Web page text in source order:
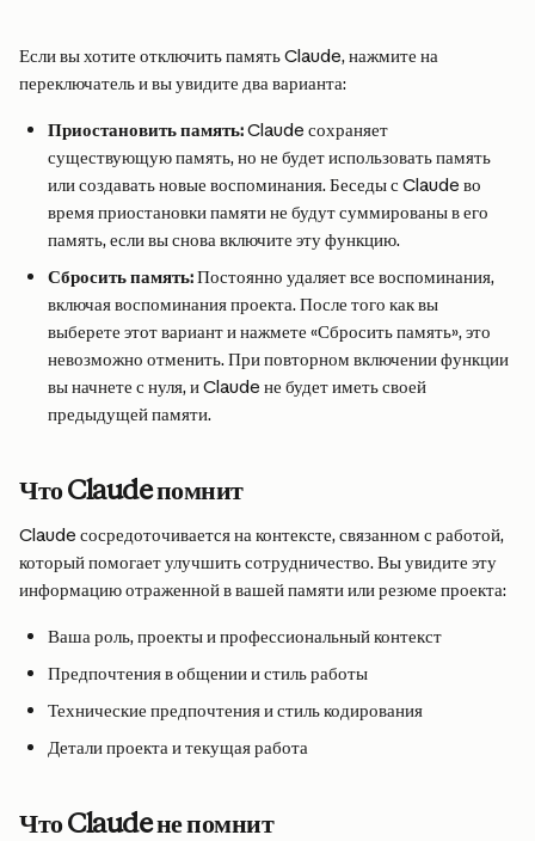
Если вы хотите отключить память Claude, нажмите на
переключатель и вы увидите два варианта:
Приостановить память: Claude сохраняет
существующую память, но не будет использовать память
или создавать новые воспоминания. Беседы с Claude во
время приостановки памяти не будут суммированы в его
память, если вы снова включите эту функцию.
Сбросить память: Постоянно удаляет все воспоминания,
включая воспоминания проекта. После того как вы
выберете этот вариант и нажмете «Сбросить память», это
невозможно отменить. При повторном включении функции
вы начнете с нуля, и Claude не будет иметь своей
предыдущей памяти.
Что Claude помнит
Claude сосредоточивается на контексте, связанном с работой,
который помогает улучшить сотрудничество. Вы увидите эту
информацию отраженной в вашей памяти или резюме проекта:
Ваша роль, проекты и профессиональный контекст
Предпочтения в общении и стиль работы
Технические предпочтения и стиль кодирования
Детали проекта и текущая работа
Что Claude не помнит